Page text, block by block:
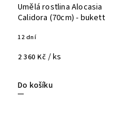
Umělá rostlina Alocasia
Calidora (70cm) - bukett
12 dní
2 360 Kč / ks
Do košíku